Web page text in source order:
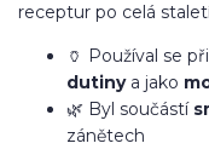
receptur po celá
🏺 Používal se při
dutinya jako
🌿 Byl součástí
zánětech